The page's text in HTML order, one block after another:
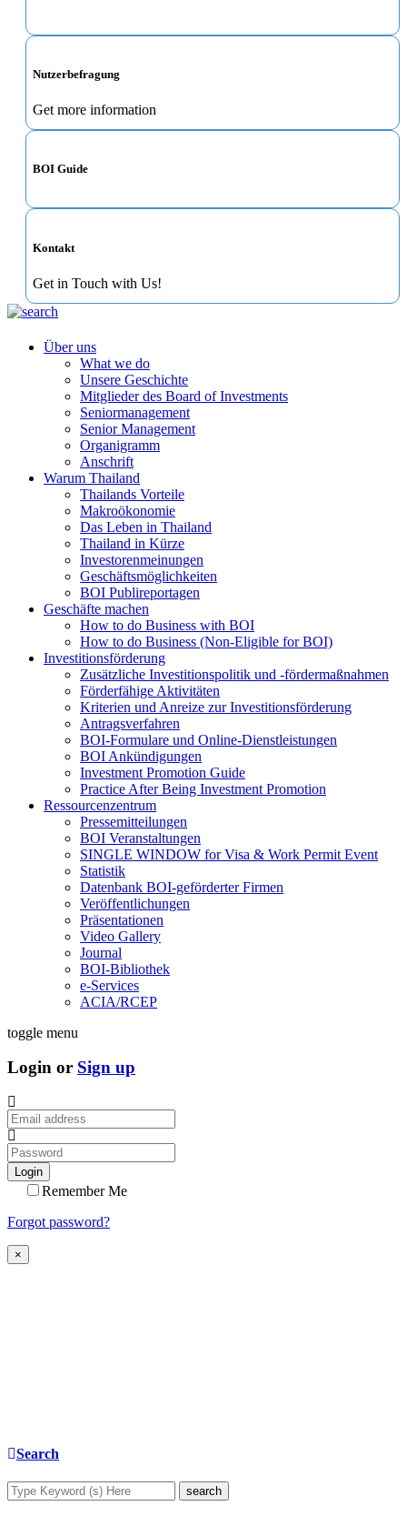
Nutzerbefragung
Get more information
BOI Guide
Kontakt
Get in Touch with Us!
Über uns
What we do
Unsere Geschichte
Mitglieder des Board of Investments
Seniormanagement
Senior Management
Organigramm
Anschrift
Warum Thailand
Thailands Vorteile
Makroökonomie
Das Leben in Thailand
Thailand in Kürze
Investorenmeinungen
Geschäftsmöglichkeiten
BOI Publireportagen
Geschäfte machen
How to do Business with BOI
How to do Business (Non-Eligible for BOI)
Investitionsförderung
Zusätzliche Investitionspolitik und -fördermaßnahmen
Förderfähige Aktivitäten
Kriterien und Anreize zur Investitionsförderung
Antragsverfahren
BOI-Formulare und Online-Dienstleistungen
BOI Ankündigungen
Investment Promotion Guide
Practice After Being Investment Promotion
Ressourcenzentrum
Pressemitteilungen
BOI Veranstaltungen
SINGLE WINDOW for Visa & Work Permit Event
Statistik
Datenbank BOI-geförderter Firmen
Veröffentlichungen
Präsentationen
Video Gallery
Journal
BOI-Bibliothek
e-Services
ACIA/RCEP
toggle menu
Login or Sign up
Login
Remember Me
Forgot password?
×
Search
search